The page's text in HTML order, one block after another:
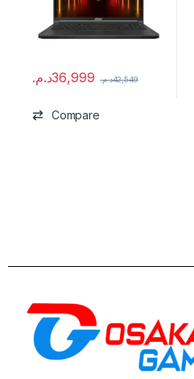
36,999د.م. 42,549د.م.
Compare